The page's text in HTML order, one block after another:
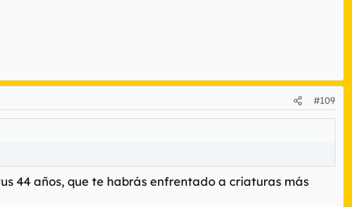
#109
44 años, que te habrás enfrentado a criaturas más